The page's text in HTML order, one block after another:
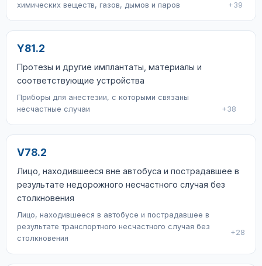
химических веществ, газов, дымов и паров
+39
Y81.2
Протезы и другие имплантаты, материалы и
соответствующие устройства
Приборы для анестезии, с которыми связаны
несчастные случаи
+38
V78.2
Лицо, находившееся вне автобуса и пострадавшее в
результате недорожного несчастного случая без
столкновения
Лицо, находившееся в автобусе и пострадавшее в
результате транспортного несчастного случая без
столкновения
+28